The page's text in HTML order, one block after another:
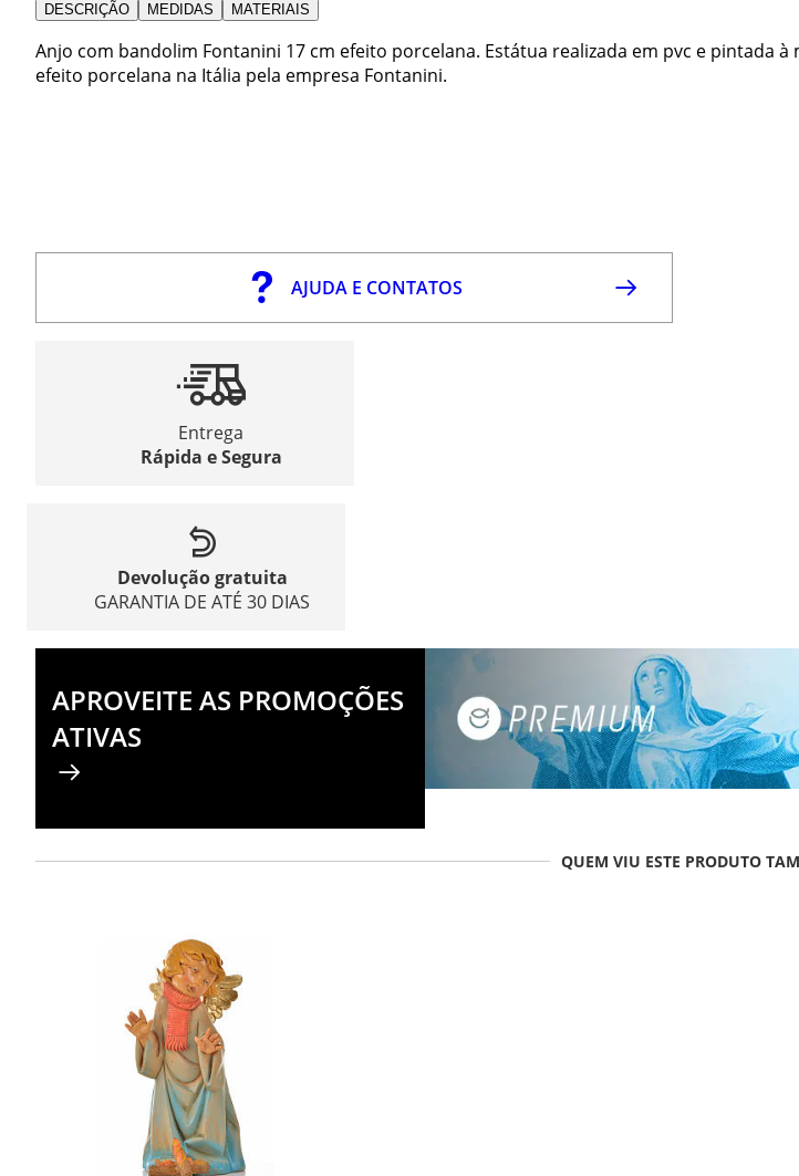
DESCRIÇÃO MEDIDAS MATERIAIS
Anjo com bandolim Fontanini 17 cm efeito porcelana. Estátua realizada em pvc e pintada à
efeito porcelana na Itália pela empresa Fontanini.
AJUDA E CONTATOS
Entrega
Rápida e Segura
Devolução gratuita
GARANTIA DE ATÉ 30 DIAS
APROVEITE AS PROMOÇÕES
ATIVAS
QUEM VIU ESTE PRODUTO